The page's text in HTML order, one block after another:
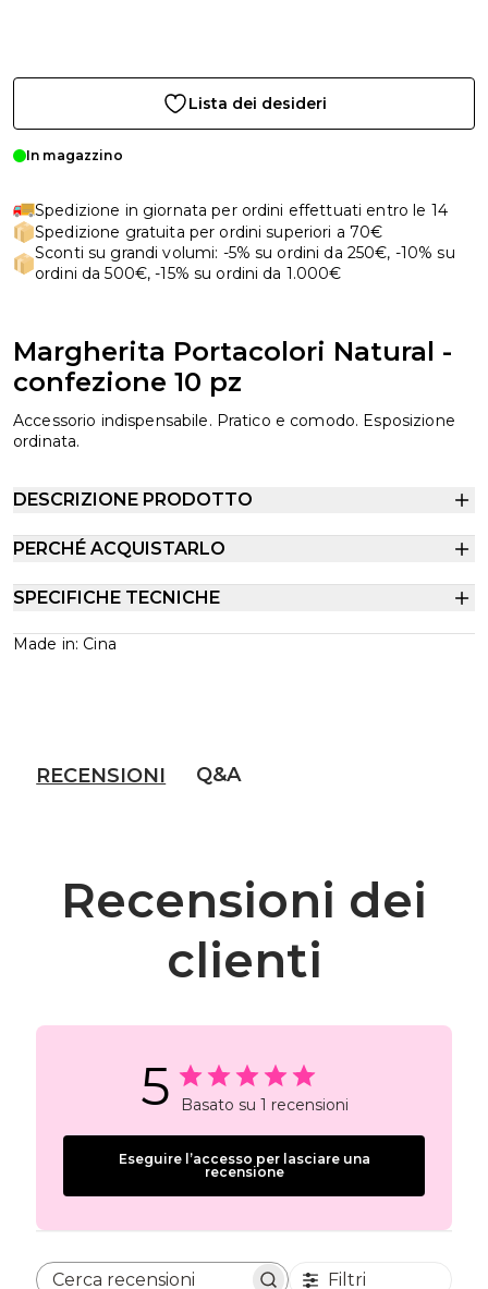
Lista dei desideri
In magazzino
Spedizione in giornata per ordini effettuati entro le 14
Spedizione gratuita per ordini superiori a 70€
Sconti su grandi volumi: -5% su ordini da 250€, -10% su
ordini da 500€, -15% su ordini da 1.000€
Margherita Portacolori Natural -
confezione 10 pz
Accessorio indispensabile. Pratico e comodo. Esposizione
ordinata.
DESCRIZIONE PRODOTTO
PERCHÉ ACQUISTARLO
SPECIFICHE TECNICHE
Made in: Cina
RECENSIONI Q&A
Recensioni dei
clienti
5 Basato su 1 recensioni
Eseguire l’accesso per lasciare una
recensione
Filtri